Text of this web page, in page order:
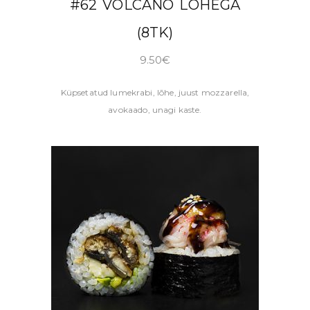
#62 VOLCANO LÕHEGA
(8TK)
9.50€
Küpsetatud lumekrabi, lõhe, juust mozzarella,
avokaado, unagi kaste.